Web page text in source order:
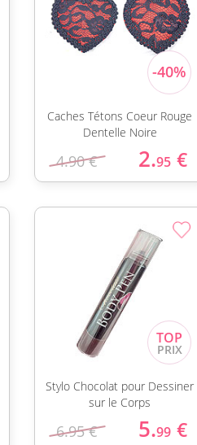
Caches Tétons Coeur Rouge
Dentelle Noire
4.90 € 2.95 €
Stylo Chocolat pour Dessiner
sur le Corps
6.95 € 5.99 €